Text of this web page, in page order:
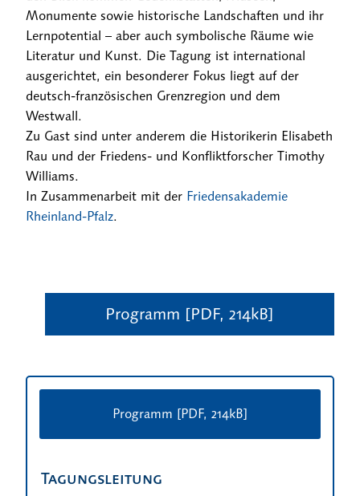
Monumente sowie historische Landschaften und ihr
Lernpotential – aber auch symbolische Räume wie
Literatur und Kunst. Die Tagung ist international
ausgerichtet, ein besonderer Fokus liegt auf der
deutsch-französischen Grenzregion und dem
Westwall.
Zu Gast sind unter anderem die Historikerin Elisabeth
Rau und der Friedens- und Konfliktforscher Timothy
Williams.
In Zusammenarbeit mit der Friedensakademie
Rheinland-Pfalz.
Programm [PDF, 214kB]
Programm [PDF, 214kB]
Tagungsleitung